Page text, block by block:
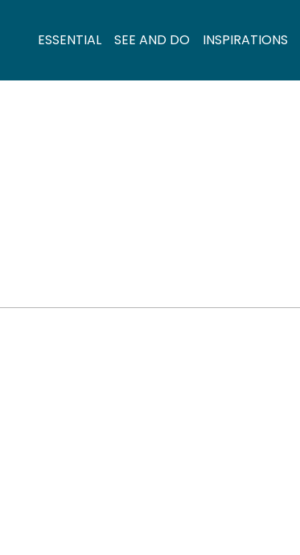
ESSENTIAL SEE AND DO INSPIRATIONS